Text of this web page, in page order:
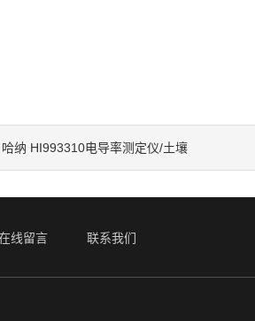
哈纳 HI993310电导率测定仪/土壤
线留言 联系我们